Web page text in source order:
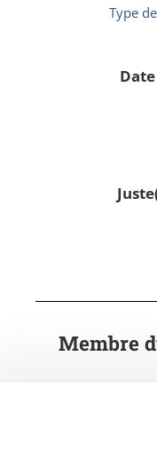
Type
Membre